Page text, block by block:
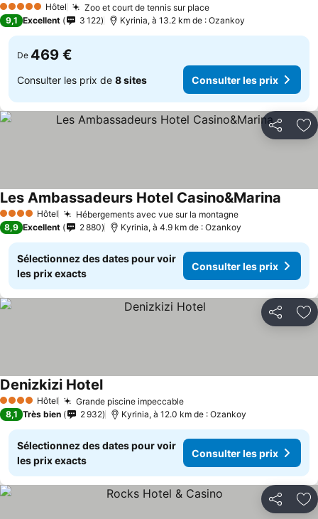
5 Étoiles Hôtel Zoo et court de tennis sur place
9,1 Excellent 3 122 Kyrinia, à 13.2 km de : Ozankoy
De 469 €
Consulter les prix de 8 sites Consulter les prix
Partager
4 Étoiles Hôtel Hébergements avec vue sur la montagne
Les Ambassadeurs Hotel Casino&Marina
8,9 Excellent 2 880 Kyrinia, à 4.9 km de : Ozankoy
Sélectionnez des dates pour voir
les prix exacts
Consulter les prix
Partager
4 Étoiles Hôtel Grande piscine impeccable
Denizkizi Hotel
8,1 Très bien 2 932 Kyrinia, à 12.0 km de : Ozankoy
Sélectionnez des dates pour voir
les prix exacts
Consulter les prix
Partager